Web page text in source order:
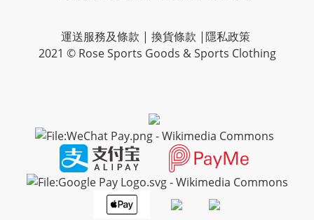
運送服務及條款 | 換貨條款 |隱私政策
2021 © Rose Sports Goods & Sports Clothing